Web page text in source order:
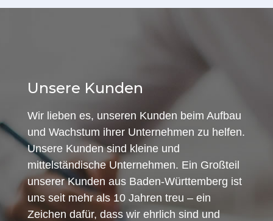
Unsere Kunden
Wir lieben es, unseren Kunden beim Aufbau
und Wachstum ihrer Unternehmen zu helfen.
Unsere Kunden sind kleine und
mittelständische Unternehmen. Ein Großteil
unserer Kunden aus Baden-Württemberg ist
uns seit mehr als 10 Jahren treu – ein
Zeichen dafür, dass wir ehrlich sind und